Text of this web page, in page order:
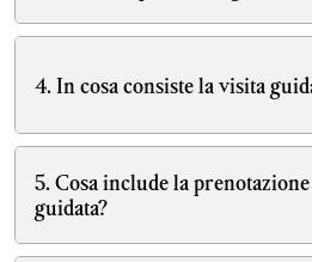
4. In cosa consiste la visita
5. Cosa include la
guidata?